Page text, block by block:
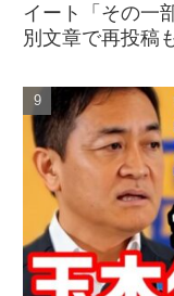
イート「その一
別文章で再投稿